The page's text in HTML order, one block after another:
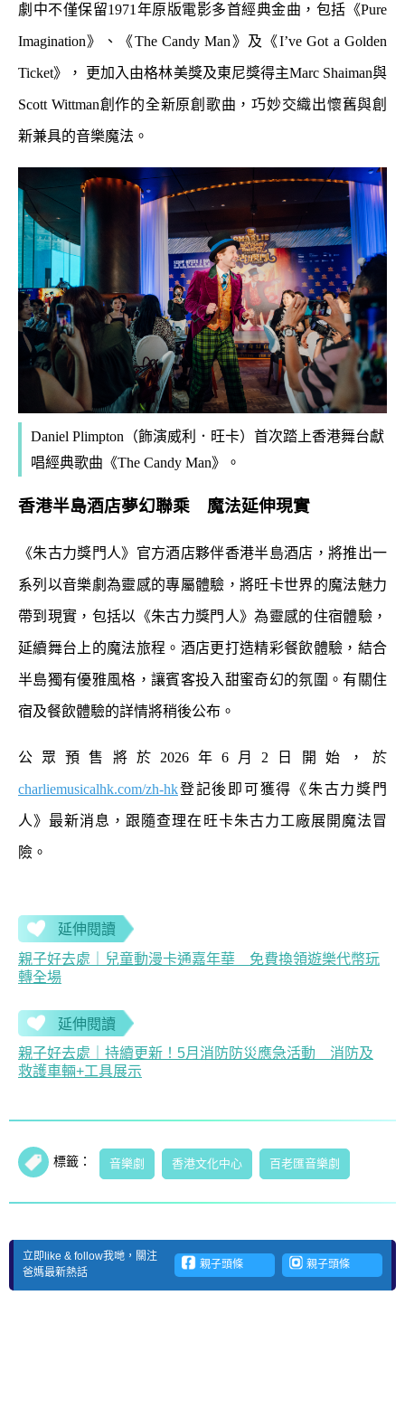
劇中不僅保留1971年原版電影多首經典金曲，包括《Pure
Imagination》、《The Candy Man》及《I’ve Got a Golden
Ticket》， 更加入由格林美獎及東尼獎得主Marc Shaiman與
Scott Wittman創作的全新原創歌曲，巧妙交織出懷舊與創
新兼具的音樂魔法。
Daniel Plimpton（飾演威利．旺卡）首次踏上香港舞台獻
唱經典歌曲《The Candy Man》。
香港半島酒店夢幻聯乘 魔法延伸現實
《朱古力獎門人》官方酒店夥伴香港半島酒店，將推出一
系列以音樂劇為靈感的專屬體驗，將旺卡世界的魔法魅力
帶到現實，包括以《朱古力獎門人》為靈感的住宿體驗，
延續舞台上的魔法旅程。酒店更打造精彩餐飲體驗，結合
半島獨有優雅風格，讓賓客投入甜蜜奇幻的氛圍。有關住
宿及餐飲體驗的詳情將稍後公布。
公眾預售將於2026年6月2日開始，於
charliemusicalhk.com/zh-hk登記後即可獲得《朱古力獎門
人》最新消息，跟隨查理在旺卡朱古力工廠展開魔法冒
險。
延伸閱讀
親子好去處｜兒童動漫卡通嘉年華 免費換領遊樂代幣玩
轉全場
延伸閱讀
親子好去處｜持續更新！5月消防防災應急活動 消防及
救護車輛+工具展示
標籤： 音樂劇 香港文化中心 百老匯音樂劇
立即like & follow我哋，關注
爸媽最新熱話
親子頭條 親子頭條